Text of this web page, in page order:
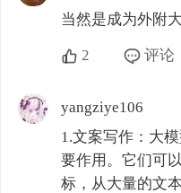
当然是成为外附
2 评论
yangziye106
1.文案写作：大
要作用。它们可
标，从大量的文